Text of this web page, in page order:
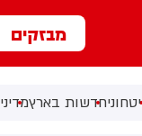
מבזקים
חדשות בארץמדיני